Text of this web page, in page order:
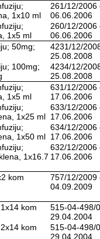
1x10 ml
261/12/2006
06.06.2006
1x5 ml
260/12/2006
06.06.2006
50mg;
4231/12/
25.08.2008
100mg;
4234/12/
25.08.2008
1x5 ml
631/12/2006
17.06.2006
1x25 ml
633/12/2006
17.06.2006
1x50 ml
634/12/2006
17.06.2006
1x16.7
632/12/2006
17.06.2006
kom
757/12/2009
04.09.2009
kom
515-04-498/
29.04.2004
kom
515-04-498/
29.04.2004